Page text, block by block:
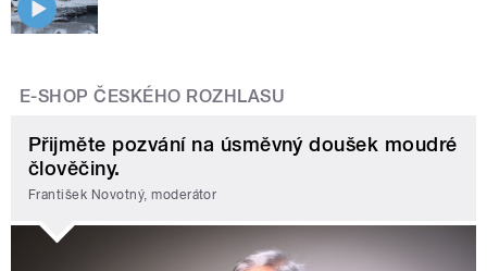
E-SHOP ČESKÉHO ROZHLASU
Přijměte pozvání na úsměvný doušek moudré
člověčiny.
František Novotný, moderátor